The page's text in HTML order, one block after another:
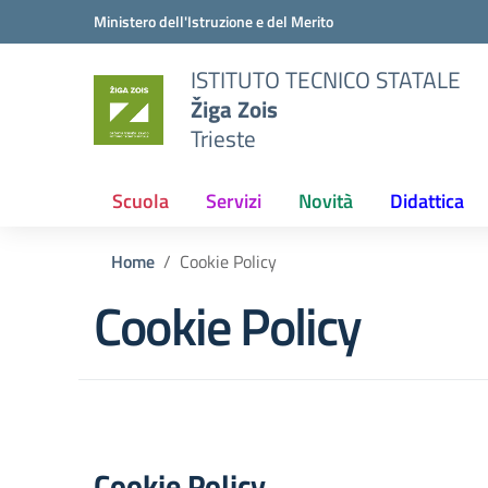
Vai ai contenuti
Vai al menu di navigazioneMinistero dell'Istruzione e del Merito
ISTITUTO TECNICO STATALE
Žiga Zois
Trieste
Scuola Servizi Novità Didattica
Home Cookie Policy
Cookie Policy